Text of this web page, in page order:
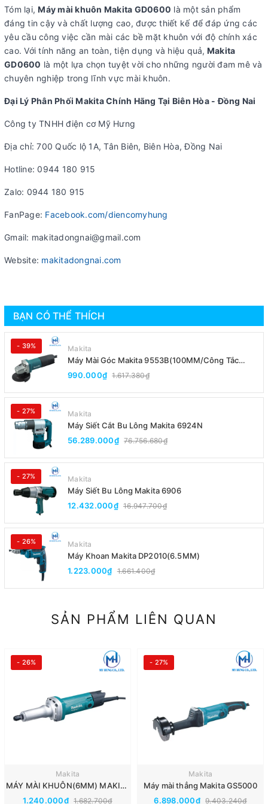
Tóm lại,Máy mài khuôn Makita GD0600 là một sản phẩm
đáng tin cậy và chất lượng cao, được thiết kế để đáp ứng các
yêu cầu công việc cần mài các bề mặt khuôn với độ chính xác
cao. Với tính năng an toàn, tiện dụng và hiệu quả, Makita
GD0600 là một lựa chọn tuyệt vời cho những người đam mê và
chuyên nghiệp trong lĩnh vực mài khuôn.
Đại Lý Phân Phối Makita Chính Hãng Tại Biên Hòa - Đồng Nai
Công ty TNHH điện cơ Mỹ Hưng
Địa chỉ: 700 Quốc lộ 1A, Tân Biên, Biên Hòa, Đồng Nai
Hotline: 0944 180 915
Zalo: 0944 180 915
FanPage: Facebook.com/diencomyhung
Gmail: makitadongnai@gmail.com
Website: makitadongnai.com
BẠN CÓ THỂ THÍCH
- 39% Makita
Máy Mài Góc Makita 9553B(100MM/Công Tắc
Đuôi)
990.000₫ 1.617.380₫
- 27% Makita
Máy Siết Cắt Bu Lông Makita 6924N
56.289.000₫ 76.756.680₫
- 27% Makita
Máy Siết Bu Lông Makita 6906
12.432.000₫ 16.947.700₫
- 26% Makita
Máy Khoan Makita DP2010(6.5MM)
1.223.000₫ 1.661.400₫
SẢN PHẨM LIÊN QUAN
- 26%
Makita
MÁY MÀI KHUÔN(6MM) MAKITA M9100B
1.240.000₫ 1.682.700₫
- 27%
Makita
Máy mài thẳng Makita GS5000
6.898.000₫ 9.403.240₫